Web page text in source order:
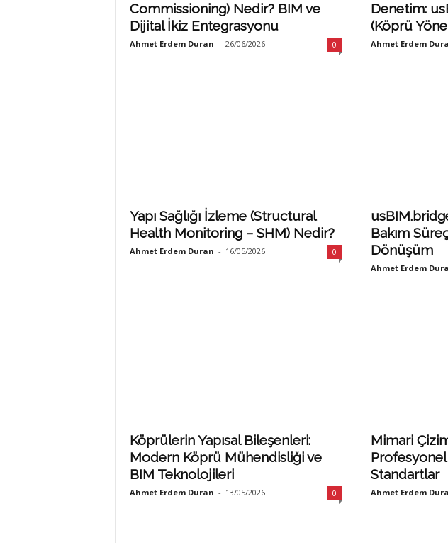
Commissioning) Nedir? BIM ve
Dijital İkiz Entegrasyonu
Ahmet Erdem Duran - 26/06/2026 0
Denetim:
(Köprü
Ahmet Erdem
Yapı Sağlığı İzleme (Structural
Health Monitoring – SHM) Nedir?
Ahmet Erdem Duran - 16/05/2026 0
Bakım
Dönüşüm
Ahmet Erdem
Köprülerin Yapısal Bileşenleri:
Modern Köprü Mühendisliği ve
BIM Teknolojileri
Ahmet Erdem Duran - 13/05/2026 0
Mimari
Profesyonel
Standartlar
Ahmet Erdem